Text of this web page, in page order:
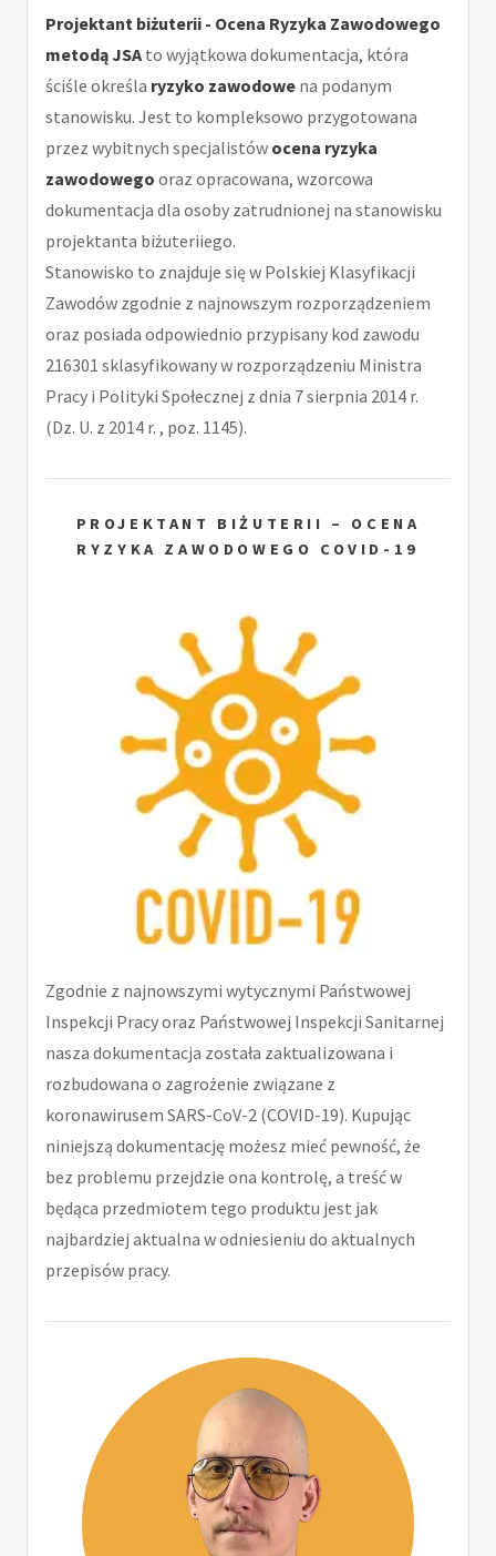
Projektant biżuterii - Ocena Ryzyka Zawodowego
metodą JSA to wyjątkowa dokumentacja, która
ściśle określa ryzyko zawodowe na podanym
stanowisku. Jest to kompleksowo przygotowana
przez wybitnych specjalistów ocena ryzyka
zawodowego oraz opracowana, wzorcowa
dokumentacja dla osoby zatrudnionej na stanowisku
projektanta biżuteriiego.
Stanowisko to znajduje się w Polskiej Klasyfikacji
Zawodów zgodnie z najnowszym rozporządzeniem
oraz posiada odpowiednio przypisany kod zawodu
216301 sklasyfikowany w rozporządzeniu Ministra
Pracy i Polityki Społecznej z dnia 7 sierpnia 2014 r.
(Dz. U. z 2014 r. , poz. 1145).
PROJEKTANT BIŻUTERII – OCENA
RYZYKA ZAWODOWEGO COVID-19
Zgodnie z najnowszymi wytycznymi Państwowej
Inspekcji Pracy oraz Państwowej Inspekcji Sanitarnej
nasza dokumentacja została zaktualizowana i
rozbudowana o zagrożenie związane z
koronawirusem SARS-CoV-2 (COVID-19). Kupując
niniejszą dokumentację możesz mieć pewność, że
bez problemu przejdzie ona kontrolę, a treść w
będąca przedmiotem tego produktu jest jak
najbardziej aktualna w odniesieniu do aktualnych
przepisów pracy.